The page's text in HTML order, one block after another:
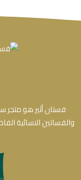
فستان أثير هو
والفساتين النسائية